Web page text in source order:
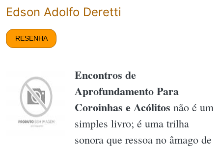
Edson Adolfo Deretti
RESENHA
Encontros de
Aprofundamento Para
Coroinhas e Acólitos não é um
simples livro; é uma trilha
sonora que ressoa no âmago de